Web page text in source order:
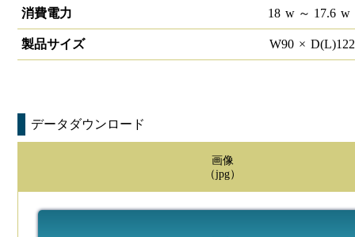
消費電力 18 w～ 17.6 w
製品サイズ W90 × D(L)
データダウンロード
画像
（jpg）